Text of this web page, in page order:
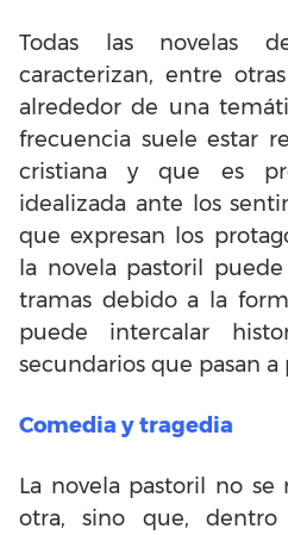
Todas las novelas
caracterizan, entre
alrededor de una
frecuencia suele estar
cristiana y que es
idealizada ante los
que expresan los
la novela pastoril
tramas debido a la
puede intercalar
secundarios que pasan a
Comedia y tragedia
La novela pastoril no
otra, sino que,